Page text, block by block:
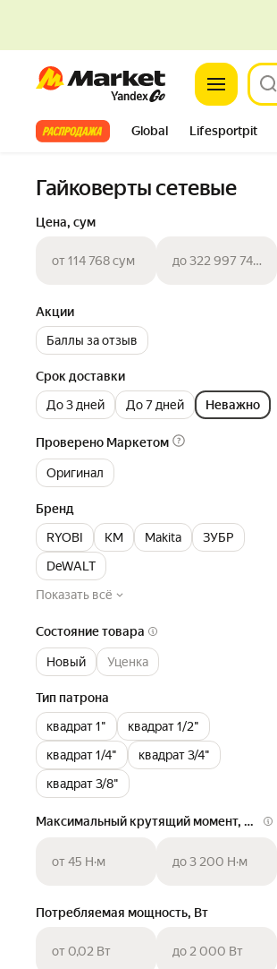
Market
Все хиты Global Lifesportpit
Гайковерты сетевые
Цена, сум
от 114 768 сум до 322 997 741 сум
Акции
Баллы за отзыв
Срок доставки
До 3 дней
До 7 дней Неважно
Проверено Маркетом
Оригинал
Бренд
RYOBI
КМ Makita
ЗУБР
DeWALT
Показать всё
Состояние товара
Новый Уценка
Тип патрона
квадрат 1"
квадрат 1/2"
квадрат 1/4"
квадрат 3/4"
квадрат 3/8"
Максимальный крутящий момент, Н·м
от 45 Н·м до 3 200 Н·м
Потребляемая мощность, Вт
от 0,02 Вт до 2 000 Вт